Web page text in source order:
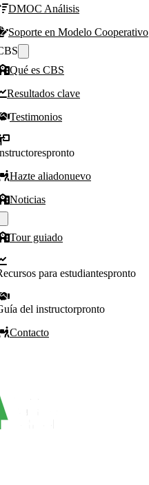
DMOC Análisis
Soporte en Modelo Cooperativo
Qué es CBS
Resultados clave
Testimonios
pronto
Hazte aliadonuevo
Noticias
Tour guiado
para estudiantespronto
del instructorpronto
Contacto